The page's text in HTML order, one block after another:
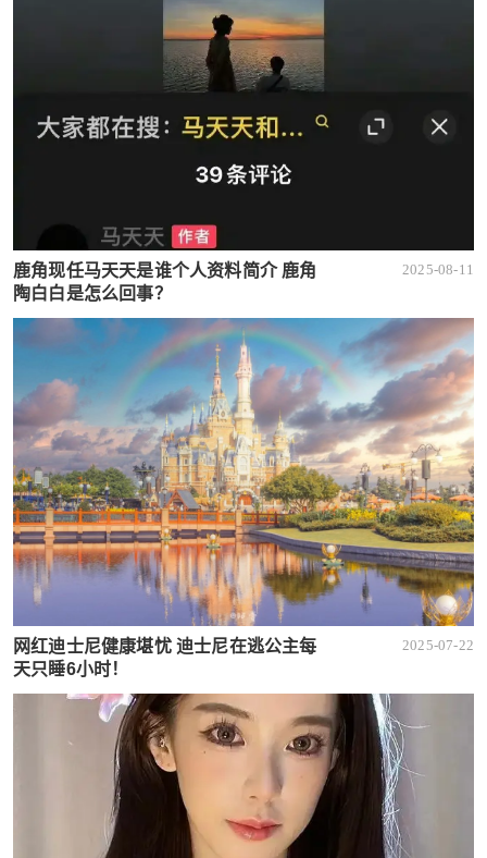
鹿角现任马天天是谁个人资料简介 鹿角
陶白白是怎么回事？
2025-08-11
网红迪士尼健康堪忧 迪士尼在逃公主每
天只睡6小时！
2025-07-22